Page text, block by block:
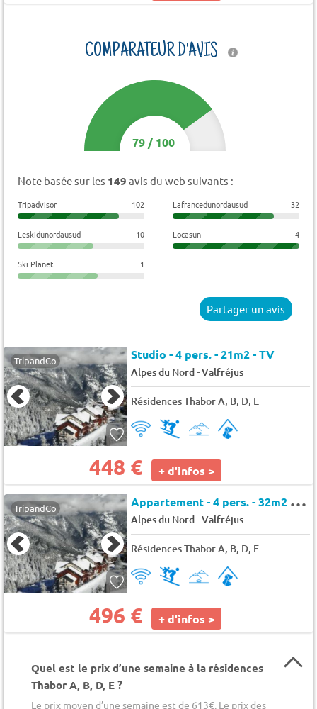
COMPARATEUR D'AVIS
79/100
Note basée sur les 149 avis du web suivants :
Tripadvisor 102 Lafrancedunordausud 32
Leskidunordausud 10 Locasun 4
Ski Planet 1
Partager un avis
TripandCo Studio - 4 pers. - 21m2 - TV
Alpes du Nord-Valfréjus
Résidences Thabor A, B, D, E
448 € + d'infos >
TripandCo A
ppartement - 4 pers. - 32m2 - TV
Alpes du Nord-Valfréjus
Résidences Thabor A, B, D, E
496 € + d'infos >
Quel est le prix d’une semaine à la résidences
Thabor A, B, D, E ?
Le prix moyen d’une semaine est de 613€. Le prix des